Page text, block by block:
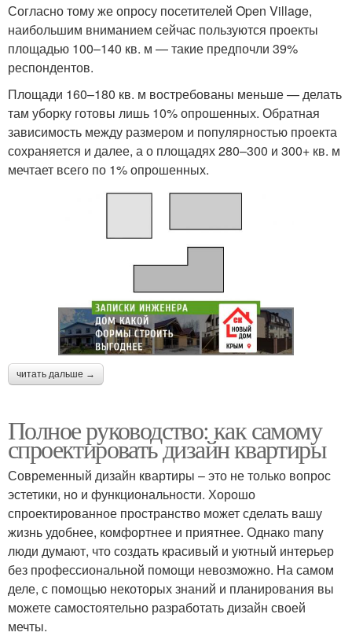
Согласно тому же опросу посетителей Open Village,
наибольшим вниманием сейчас пользуются проекты
площадью 100–140 кв. м — такие предпочли 39%
респондентов.
Площади 160–180 кв. м востребованы меньше — делать
там уборку готовы лишь 10% опрошенных. Обратная
зависимость между размером и популярностью проекта
сохраняется и далее, а о площадях 280–300 и 300+ кв. м
мечтает всего по 1% опрошенных.
читать дальше →
Полное руководство: как самому
спроектировать дизайн квартиры
Современный дизайн квартиры – это не только вопрос
эстетики, но и функциональности. Хорошо
спроектированное пространство может сделать вашу
жизнь удобнее, комфортнее и приятнее. Однако many
люди думают, что создать красивый и уютный интерьер
без профессиональной помощи невозможно. На самом
деле, с помощью некоторых знаний и планирования вы
можете самостоятельно разработать дизайн своей
мечты.